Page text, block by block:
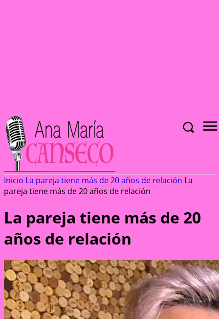
Inicio La pareja tiene más de 20 años de relación La
pareja tiene más de 20 años de relación
La pareja tiene más de 20
años de relación